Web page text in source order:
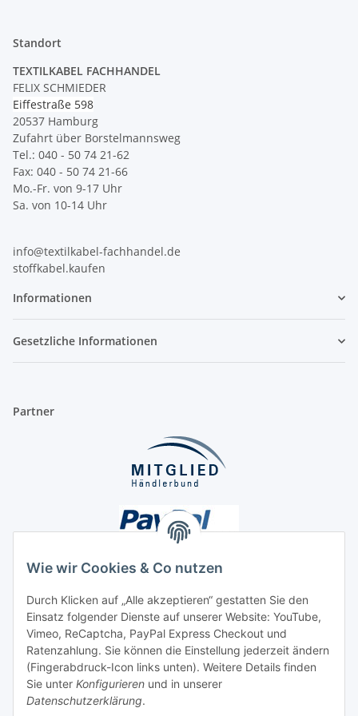
Wie wir Cookies & Co nutzen
Durch Klicken auf „Alle akzeptieren“ gestatten Sie den
Einsatz folgender Dienste auf unserer Website: YouTube,
Vimeo, ReCaptcha, PayPal Express Checkout und
Ratenzahlung. Sie können die Einstellung jederzeit ändern
(Fingerabdruck-Icon links unten). Weitere Details finden
Sie unter Konfigurieren und in unserer
Datenschutzerklärung.
Standort
TEXTILKABEL FACHHANDEL
FELIX SCHMIEDER
Eiffestraße 598
20537 Hamburg
Zufahrt über Borstelmannsweg
Tel.: 040 - 50 74 21-62
Fax: 040 - 50 74 21-66
Mo.-Fr. von 9-17 Uhr
Sa. von 10-14 Uhr
info@textilkabel-fachhandel.de
stoffkabel.kaufen
Informationen
Gesetzliche Informationen
Partner
Unsere Seiten
Social Media